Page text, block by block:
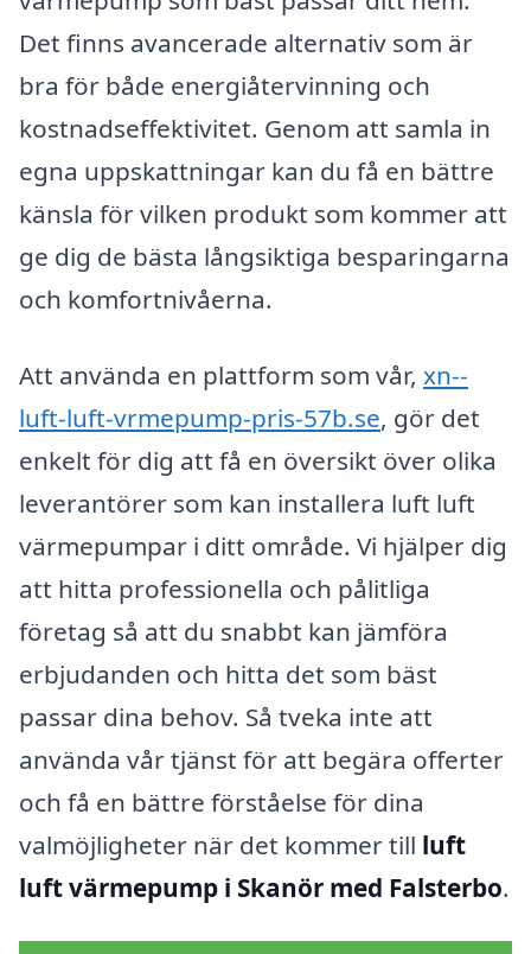
Det finns avancerade alternativ som är
bra för både energiåtervinning och
kostnadseffektivitet. Genom att samla in
egna uppskattningar kan du få en bättre
känsla för vilken produkt som kommer att
ge dig de bästa långsiktiga besparingarna
och komfortnivåerna.
Att använda en plattform som vår, xn--
luft-luft-vrmepump-pris-57b.se, gör det
enkelt för dig att få en översikt över olika
leverantörer som kan installera luft luft
värmepumpar i ditt område. Vi hjälper dig
att hitta professionella och pålitliga
företag så att du snabbt kan jämföra
erbjudanden och hitta det som bäst
passar dina behov. Så tveka inte att
använda vår tjänst för att begära offerter
och få en bättre förståelse för dina
valmöjligheter när det kommer till luft
luft värmepump i Skanör med Falsterbo.